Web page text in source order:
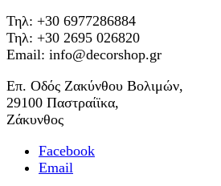
Τηλ: +30 6977286884
Τηλ: +30 2695 026820
Email: info@decorshop.gr
Επ. Οδός Ζακύνθου Βολιμών,
29100 Παστραίϊκα,
Ζάκυνθος
Facebook
Email